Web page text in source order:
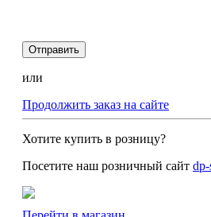
Отправить
или
Продолжить заказ на сайте
Хотите купить в розницу?
Посетите наш розничный сайт dp-